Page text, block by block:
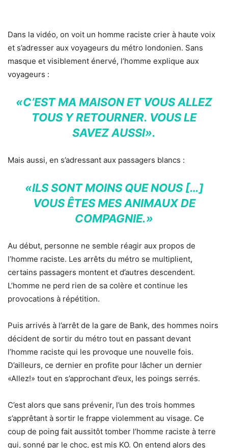
Dans la vidéo, on voit un homme raciste crier à haute voix
et s’adresser aux voyageurs du métro londonien. Sans
masque et visiblement énervé, l’homme explique aux
voyageurs :
«C’EST MA MAISON ET VOUS ALLEZ
TOUS Y RETOURNER. VOUS LE
SAVEZ AUSSI».
Mais aussi, en s’adressant aux passagers blancs :
«ILS SONT MOINS QUE NOUS […]
VOUS ÊTES MES ANIMAUX DE
COMPAGNIE.»
Au début, personne ne semble réagir aux propos de
l’homme raciste. Les arrêts du métro se multiplient,
certains passagers montent et d’autres descendent.
L’homme ne perd rien de sa colère et continue les
provocations à répétition.
Puis arrivés à l’arrêt de la gare de Bank, des hommes noirs
décident de sortir du métro tout en passant devant
l’homme raciste qui les provoque une nouvelle fois.
D’ailleurs, ce dernier en profite pour lâcher un dernier
«Allez!» tout en s’approchant d’eux, les poings serrés.
C’est alors que sans prévenir, l’un des trois hommes
s’apprêtant à sortir le frappe violemment au visage. Ce
coup de poing fait aussitôt tomber l’homme raciste à terre
qui, sonné par le choc, est mis KO. On entend alors des